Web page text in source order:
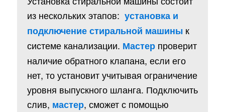
из нескольких этапов: установка и
подключение стиральной машинык
системе канализации. Мастер проверит
наличие обратного клапана, если его
нет, то установит учитывая ограничение
уровня выпускного шланга. Подключить
слив, мастер, сможет с помощью